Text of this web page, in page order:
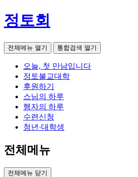
정토회
전체메뉴 열기 통합검색 열기
오늘, 첫 만남입니다
정토불교대학
후원하기
스님의 하루
행자의 하루
수련신청
청년·대학생
전체메뉴
전체메뉴 닫기